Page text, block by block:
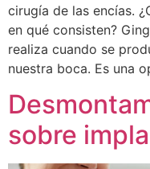
cirugía de las encías.
en qué consisten?
realiza cuando se
nuestra boca. Es una
sobre